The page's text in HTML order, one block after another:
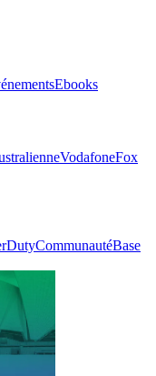
Ebooks
VodafoneFox
CommunautéBase